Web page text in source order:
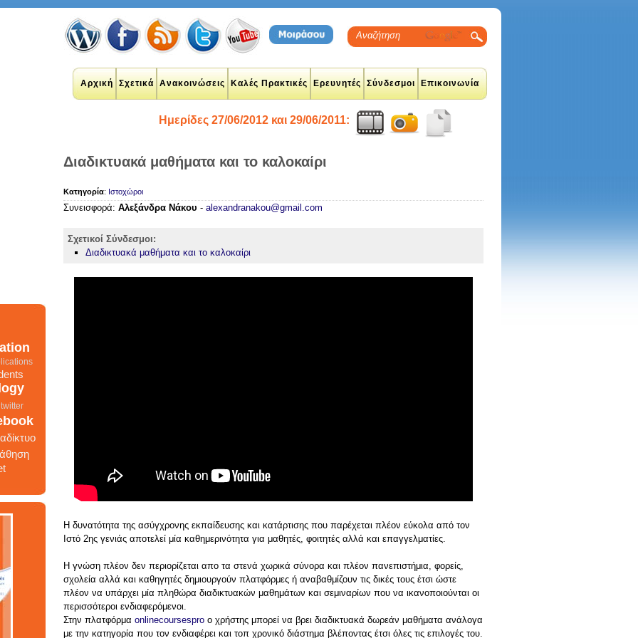
Επικοινωνία
Σύνδεσμοι
Ερευνητές
Καλές Πρακτικές
Ανακοινώσεις
Σχετικά
Αρχική
Ημερίδες 27/06/2012 και 29/06/2011:
google
Διαδικτυακά μαθήματα και το καλοκαίρι
Κατηγορία: Ιστοχώροι
Συνεισφορά: Αλεξάνδρα Νάκου - alexandranakou@gmail.com
Σχετικοί Σύνδεσμοι:
Διαδικτυακά μαθήματα και το καλοκαίρι
Η δυνατότητα της ασύγχρονης εκπαίδευσης και κατάρτισης που παρέχεται πλέον εύκολα από τον
Ιστό 2ης γενιάς αποτελεί μία καθημερινότητα για μαθητές, φοιτητές αλλά και επαγγελματίες.
Η γνώση πλέον δεν περιορίζεται απο τα στενά χωρικά σύνορα και πλέον πανεπιστήμια, φορείς,
σχολεία αλλά και καθηγητές δημιουργούν πλατφόρμες ή αναβαθμίζουν τις δικές τους έτσι ώστε
πλέον να υπάρχει μία πληθώρα διαδικτυακών μαθημάτων και σεμιναρίων που να ικανοποιούνται οι
περισσότεροι ενδιαφερόμενοι.
Στην πλατφόρμα onlinecoursespro ο χρήστης μπορεί να βρει διαδικτυακά δωρεάν μαθήματα ανάλογα
με την κατηγορία που τον ενδιαφέρει και τοπ χρονικό διάστημα βλέποντας έτσι όλες τις επιλογές του.